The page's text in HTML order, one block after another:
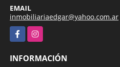
EMAIL
inmobiliariaedgar@yahoo.com.ar
FacebookInstagram
INFORMACIÓN